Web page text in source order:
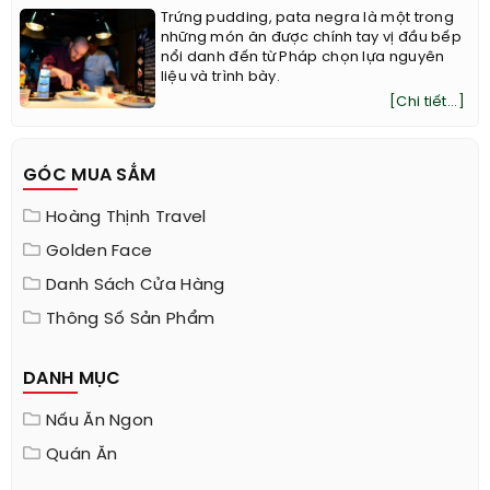
Trứng pudding, pata negra là một trong
những món ăn được chính tay vị đầu bếp
nổi danh đến từ Pháp chọn lựa nguyên
liệu và trình bày.
[Chi tiết...]
GÓC MUA SẮM
Hoàng Thịnh Travel
Golden Face
Danh Sách Cửa Hàng
Thông Số Sản Phẩm
DANH MỤC
Nấu Ăn Ngon
Quán Ăn